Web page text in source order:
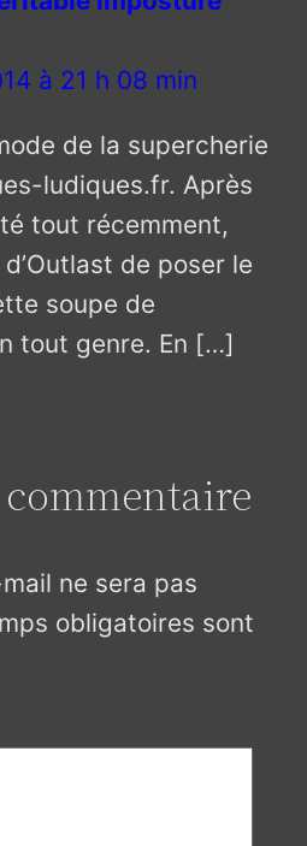
à 21 h 08 min
de la supercherie
ludiques.fr. Après
tout récemment,
de poser le
soupe de
tout genre. En […]
ne sera pas
obligatoires sont